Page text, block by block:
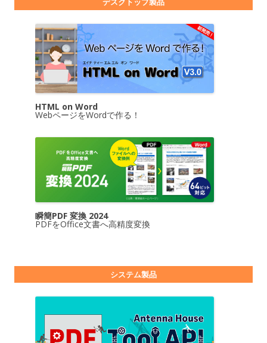
HTML on Word
WebページをWordで作る！
瞬簡PDF 変換 2024
PDFをOffice文書へ高精度変換
システム製品